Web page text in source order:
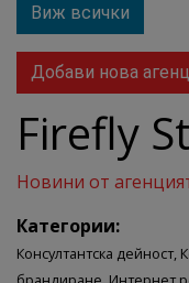
Виж всички
Добави нова
Firefly
Новини от
Категории:
Консултантска дейност,